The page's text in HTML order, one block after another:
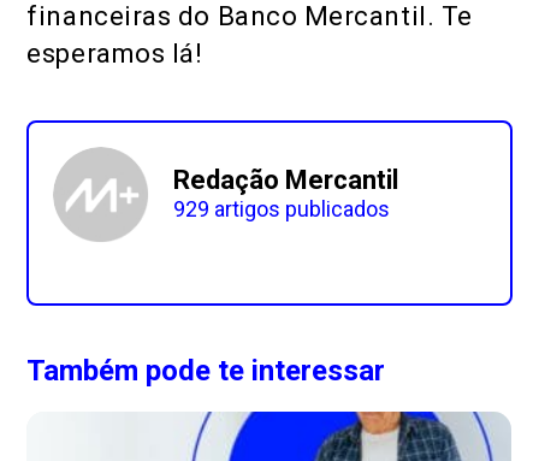
financeiras do Banco Mercantil. Te
esperamos lá!
Redação Mercantil
929 artigos publicados
Também pode te interessar